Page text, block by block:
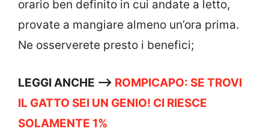
orario ben definito in cui andate a letto,
provate a mangiare almeno un’ora prima.
Ne osserverete presto i benefici;
LEGGI ANCHE –> ROMPICAPO: SE TROVI
IL GATTO SEI UN GENIO! CI RIESCE
SOLAMENTE 1%